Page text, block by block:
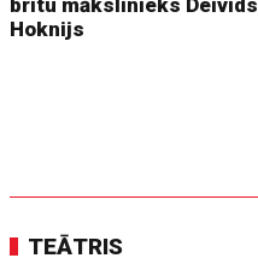
britu mākslinieks Deivids
Hoknijs
TEĀTRIS